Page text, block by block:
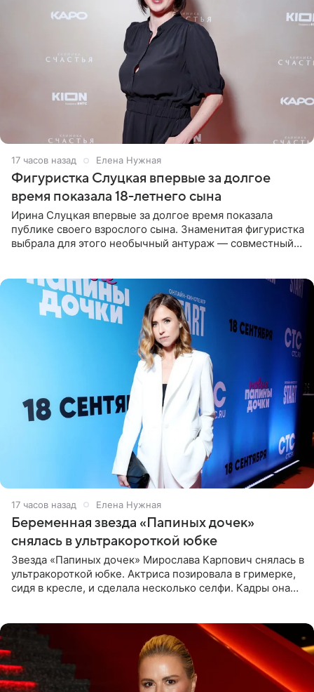
17 часов назад Елена Нужная
Фигуристка Слуцкая впервые за долгое
время показала 18-летнего сына
Ирина Слуцкая впервые за долгое время показала
публике своего взрослого сына. Знаменитая фигуристка
выбрала для этого необычный антураж — совместный
17 часов назад Елена Нужная
Беременная звезда «Папиных дочек»
снялась в ультракороткой юбке
Звезда «Папиных дочек» Мирослава Карпович снялась в
ультракороткой юбке. Актриса позировала в гримерке,
сидя в кресле, и сделала несколько селфи. Кадры она